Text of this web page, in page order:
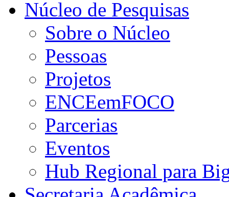
Núcleo de Pesquisas
Sobre o Núcleo
Pessoas
Projetos
ENCEemFOCO
Parcerias
Eventos
Hub Regional para